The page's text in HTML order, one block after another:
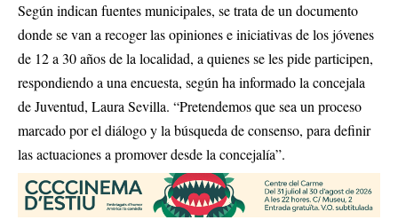
Según indican fuentes municipales, se trata de un documento
donde se van a recoger las opiniones e iniciativas de los jóvenes
de 12 a 30 años de la localidad, a quienes se les pide participen,
respondiendo a una encuesta, según ha informado la concejala
de Juventud, Laura Sevilla. “Pretendemos que sea un proceso
marcado por el diálogo y la búsqueda de consenso, para definir
las actuaciones a promover desde la concejalía”.